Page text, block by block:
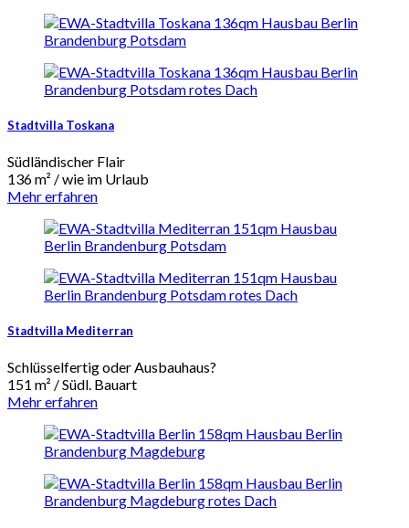
Stadtvilla Toskana
Südländischer Flair
136 m² / wie im Urlaub
Mehr erfahren
Stadtvilla Mediterran
Schlüsselfertig oder Ausbauhaus?
151 m² / Südl. Bauart
Mehr erfahren